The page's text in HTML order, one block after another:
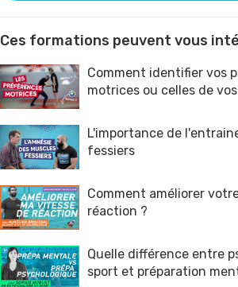
Ces formations peuvent vous
Comment identifier vos
motrices ou celles de
L'importance de
fessiers
Comment améliorer
réaction ?
Quelle différence entre
sport et préparation